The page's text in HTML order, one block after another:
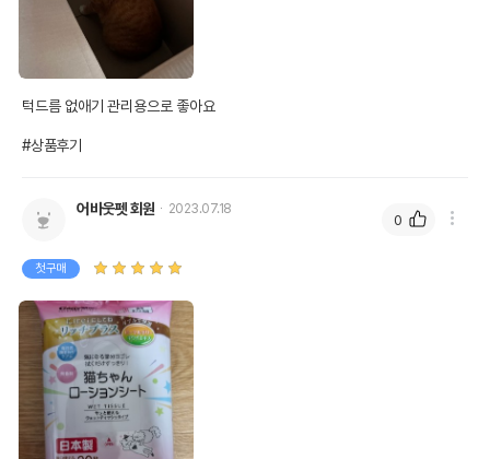
경우 그에 대한 사항
제조국 또는 원산지
수입자를 함께 표기
캐티맨/(주)후스토
AS책임자와 전화번호
유통기한이 최소 2026.12.04이거나 그
턱드름 없애기 관리용으로 좋아요
#상품후기
어바웃펫 회원 2023.07.18
첫구매
0